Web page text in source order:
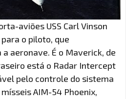
aviões USS Carl Vinson
o piloto, que
aeronave. É o Maverick, de
está o Radar Intercept
pelo controle do sistema
AIM-54 Phoenix,